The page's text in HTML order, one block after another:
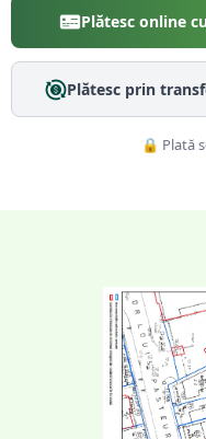
Plătesc online
Plătesc prin
🔒 Plată